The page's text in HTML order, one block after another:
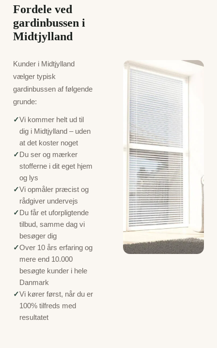
Fordele ved
gardinbussen i
Midtjylland
Kunder i Midtjylland
vælger typisk
gardinbussen af følgende
grunde:
✓Vi kommer helt ud til
dig i Midtjylland – uden
at det koster noget
✓Du ser og mærker
stofferne i dit eget hjem
og lys
✓Vi opmåler præcist og
rådgiver undervejs
✓Du får et uforpligtende
tilbud, samme dag vi
besøger dig
✓Over 10 års erfaring og
mere end 10.000
besøgte kunder i hele
Danmark
✓Vi kører først, når du er
100% tilfreds med
resultatet